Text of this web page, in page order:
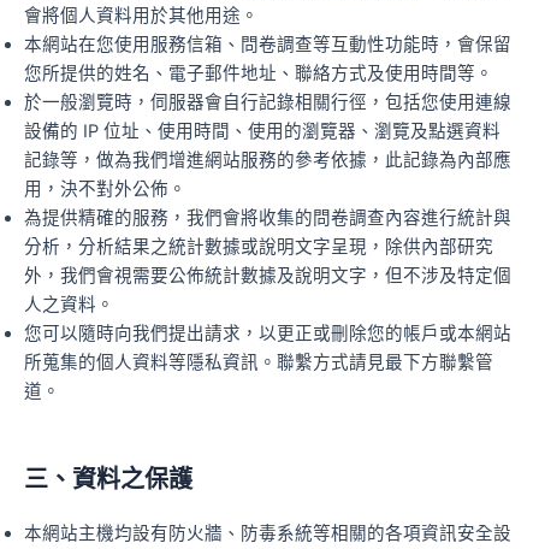
會將個人資料用於其他用途。
本網站在您使用服務信箱、問卷調查等互動性功能時，會保留
您所提供的姓名、電子郵件地址、聯絡方式及使用時間等。
於一般瀏覽時，伺服器會自行記錄相關行徑，包括您使用連線
設備的 IP 位址、使用時間、使用的瀏覽器、瀏覽及點選資料
記錄等，做為我們增進網站服務的參考依據，此記錄為內部應
用，決不對外公佈。
為提供精確的服務，我們會將收集的問卷調查內容進行統計與
分析，分析結果之統計數據或說明文字呈現，除供內部研究
外，我們會視需要公佈統計數據及說明文字，但不涉及特定個
人之資料。
您可以隨時向我們提出請求，以更正或刪除您的帳戶或本網站
所蒐集的個人資料等隱私資訊。聯繫方式請見最下方聯繫管
道。
三、資料之保護
本網站主機均設有防火牆、防毒系統等相關的各項資訊安全設